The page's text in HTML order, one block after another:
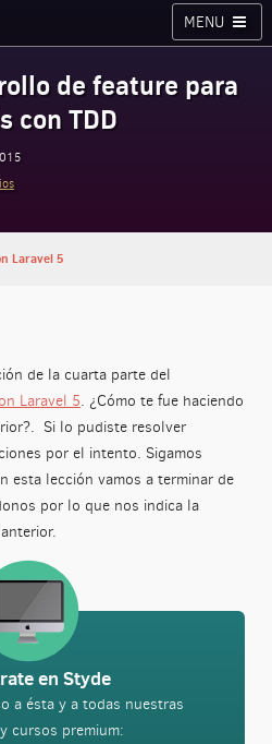
Styde.net
MENU
de feature para
con TDD
Laravel 5
de la cuarta parte del
Laravel 5. ¿Cómo te fue haciendo
Si lo pudiste resolver
por el intento. Sigamos
esta lección vamos a terminar de
por lo que nos indica la
en Styde
a ésta y a todas nuestras
cursos premium: